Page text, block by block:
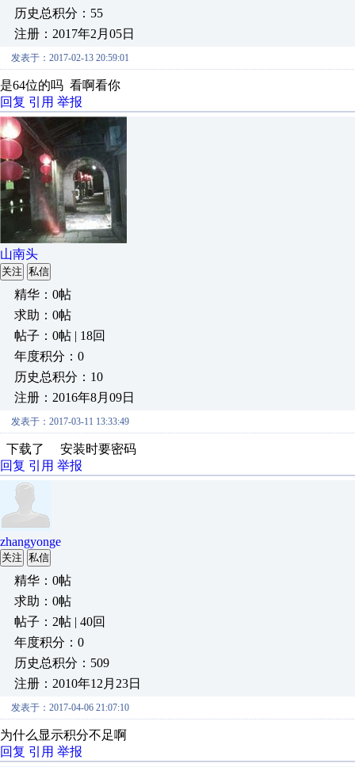
历史总积分：55
注册：2017年2月05日
发表于：2017-02-13 20:59:01
是64位的吗 看啊看你
回复 引用 举报
山南头
关注 私信
精华：0帖
求助：0帖
帖子：0帖 | 18回
年度积分：0
历史总积分：10
注册：2016年8月09日
发表于：2017-03-11 13:33:49
下载了 安装时要密码
回复 引用 举报
zhangyonge
关注 私信
精华：0帖
求助：0帖
帖子：2帖 | 40回
年度积分：0
历史总积分：509
注册：2010年12月23日
发表于：2017-04-06 21:07:10
为什么显示积分不足啊
回复 引用 举报